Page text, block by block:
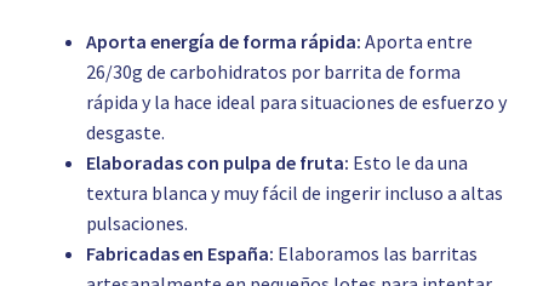
Aporta energía de forma rápida: Aporta entre
26/30g de carbohidratos por barrita de forma
rápida y la hace ideal para situaciones de esfuerzo y
desgaste.
Elaboradas con pulpa de fruta: Esto le da una
textura blanca y muy fácil de ingerir incluso a altas
pulsaciones.
Fabricadas en España: Elaboramos las barritas